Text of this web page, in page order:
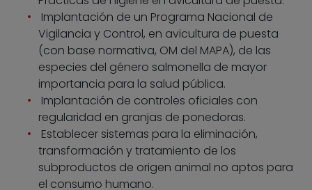
Implantación de un Programa Nacional de
Vigilancia y Control, en avicultura de puesta
(con base normativa, OM del MAPA), de las
especies del género salmonella de mayor
importancia para la salud pública.
Implantación de controles oficiales con
regularidad en granjas de ponedoras.
Establecer sistemas para la eliminación,
transformación y tratamiento de los
subproductos de origen animal no aptos para
el consumo humano.